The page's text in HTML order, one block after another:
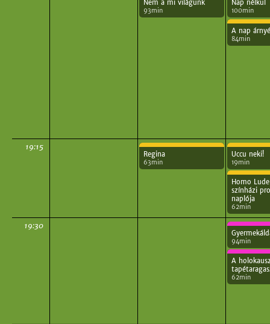
Nem a mi világunk
93min
Nap nélkül
100min
A nap
84min
19:15
Regina
63min
Uccu neki!
19min
Homo
színházi
naplója
62min
19:30
94min
A
62min